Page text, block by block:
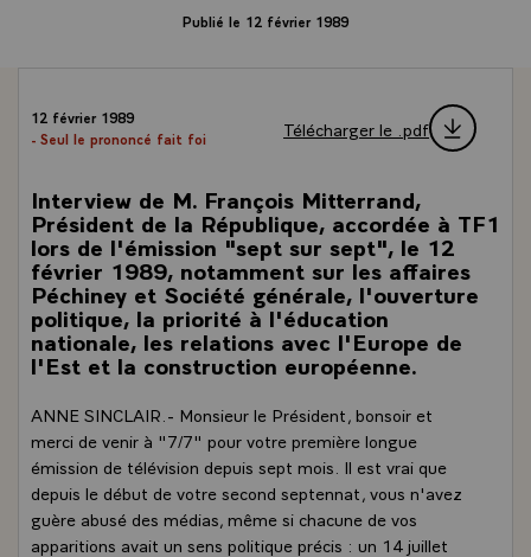
Publié le 12 février 1989
12 février 1989
- Seul le prononcé fait foi
Télécharger le .pdf
Interview de M. François Mitterrand,
Président de la République, accordée à TF1
lors de l'émission "sept sur sept", le 12
février 1989, notamment sur les affaires
Péchiney et Société générale, l'ouverture
politique, la priorité à l'éducation
nationale, les relations avec l'Europe de
l'Est et la construction européenne.
ANNE SINCLAIR.- Monsieur le Président, bonsoir et
merci de venir à "7/7" pour votre première longue
émission de télévision depuis sept mois. Il est vrai que
depuis le début de votre second septennat, vous n'avez
guère abusé des médias, même si chacune de vos
apparitions avait un sens politique précis : un 14 juillet